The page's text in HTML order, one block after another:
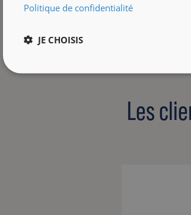
Les
Politique de confidentialité
JE CHOISIS